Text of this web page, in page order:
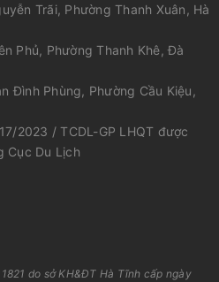
Trãi, Phường Thanh Xuân, Hà
Phủ, Phường Thanh Khê, Đà
Đình Phùng, Phường Cầu Kiệu,
2023 / TCDL-GP LHQT được
Cục Du Lịch
do sở KH&ĐT Hà Tĩnh cấp ngày